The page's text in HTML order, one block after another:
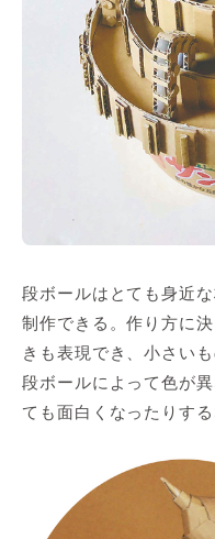
段ボールはとても身近
制作できる。作り方に
きも表現でき、小さい
段ボールによって色が
ても面白くなったりす